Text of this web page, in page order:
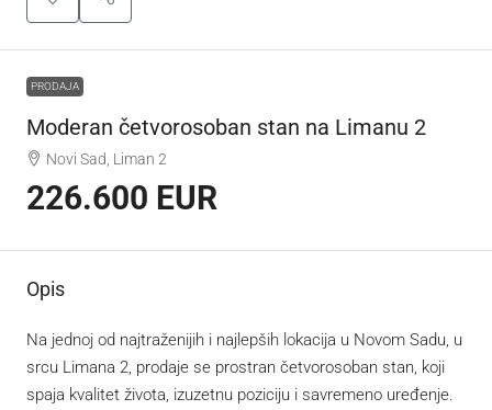
PRODAJA
Moderan četvorosoban stan na Limanu 2
Novi Sad, Liman 2
226.600 EUR
Opis
Na jednoj od najtraženijih i najlepših lokacija u Novom Sadu, u
srcu Limana 2, prodaje se prostran četvorosoban stan, koji
spaja kvalitet života, izuzetnu poziciju i savremeno uređenje.